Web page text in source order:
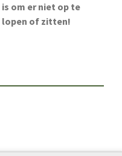
is om er niet op te
lopen of zitten!